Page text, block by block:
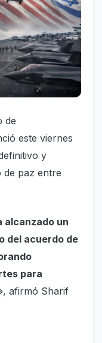
de
este viernes
y
de paz entre
alcanzado un
del acuerdo de
para
afirmó Sharif